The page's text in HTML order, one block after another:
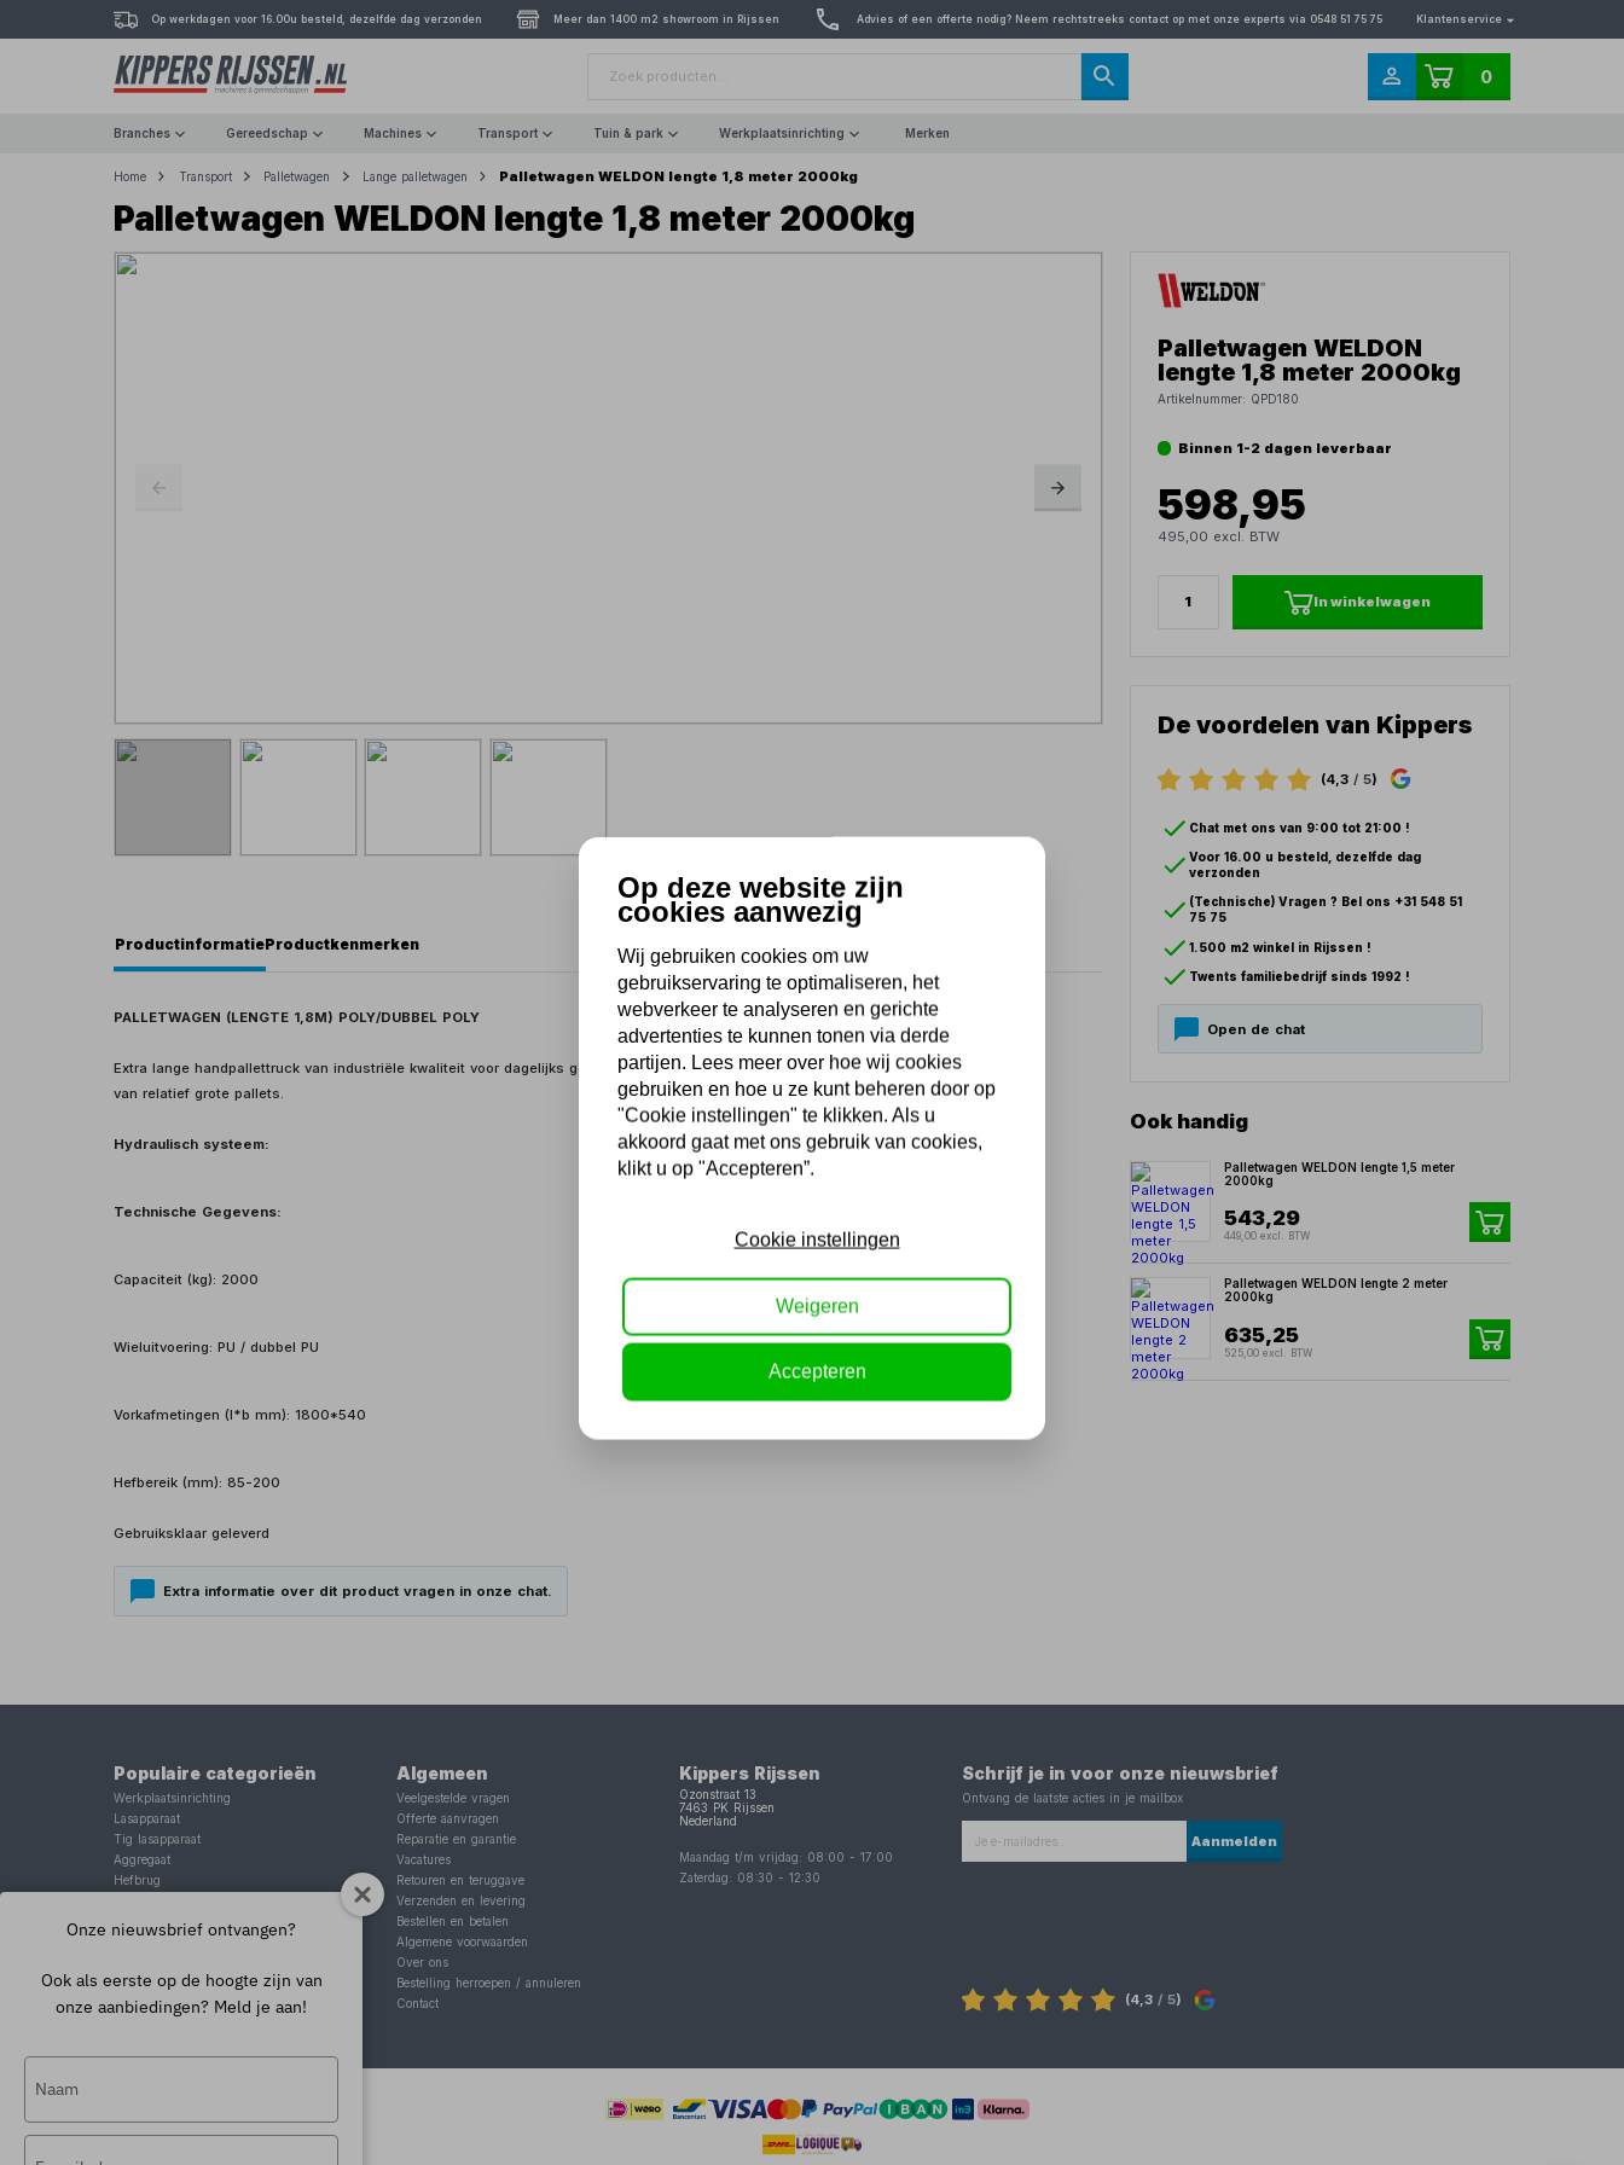
Op werkdagen voor 16.00u besteld, dezelfde dag verzonden Meer dan 1400 m2 showroom in Rijssen Advies of een offerte nodig? Neem rechtstreeks contact op met onze experts via 0548 51 75 75 Klantenservice
0
Branches Gereedschap Machines Transport Tuin & park Werkplaatsinrichting Merken
Home Transport Palletwagen Lange palletwagen Palletwagen WELDON lengte 1,8 meter 2000kg
Palletwagen WELDON lengte 1,8 meter 2000kg
ProductinformatieProductkenmerken
PALLETWAGEN (LENGTE 1,8M) POLY/DUBBEL POLY
Extra lange handpallettruck van industriële kwaliteit voor dagelijks gebruik. Onder andere geschikt voor het verplaatsen
van relatief grote pallets.
Hydraulisch systeem:
Technische Gegevens:
Capaciteit (kg): 2000
Wieluitvoering: PU / dubbel PU
Vorkafmetingen (l*b mm): 1800*540
Hefbereik (mm): 85-200
Gebruiksklaar geleverd
Extra informatie over dit product vragen in onze chat.
Palletwagen WELDON
lengte 1,8 meter 2000kg
Artikelnummer: QPD180
Binnen 1-2 dagen leverbaar
598,95
495,00 excl. BTW
In winkelwagen
De voordelen van Kippers
(4,3 / 5)
Chat met ons van 9:00 tot 21:00 !
Voor 16.00 u besteld, dezelfde dag
verzonden
(Technische) Vragen ? Bel ons +31 548 51
75 75
1.500 m2 winkel in Rijssen !
Twents familiebedrijf sinds 1992 !
Open de chat
Ook handig
Palletwagen WELDON lengte 1,5 meter
2000kg
543,29
449,00 excl. BTW
Palletwagen WELDON lengte 2 meter
2000kg
635,25
525,00 excl. BTW
Populaire categorieën
Werkplaatsinrichting
Lasapparaat
Tig lasapparaat
Aggregaat
Hefbrug
Schaarlift
Algemeen
Veelgestelde vragen
Offerte aanvragen
Reparatie en garantie
Vacatures
Retouren en teruggave
Verzenden en levering
Bestellen en betalen
Algemene voorwaarden
Over ons
Bestelling herroepen / annuleren
Contact
Kippers Rijssen
Ozonstraat 13
7463 PK
Rijssen
Nederland
Maandag t/m vrijdag: 08:00 -17:00
Zaterdag: 08:30 -12:30
Schrijf je in voor onze nieuwsbrief
Ontvang de laatste acties in je mailbox
Aanmelden
(4,3 / 5)
Onze nieuwsbrief ontvangen?
Ook als eerste op de hoogte zijn van
onze aanbiedingen? Meld je aan!
naam
Op deze website zijn
cookies aanwezig
Wij gebruiken cookies om uw
gebruikservaring te optimaliseren, het
webverkeer te analyseren en gerichte
advertenties te kunnen tonen via derde
partijen. Lees meer over hoe wij cookies
gebruiken en hoe u ze kunt beheren door op
"Cookie instellingen" te klikken. Als u
akkoord gaat met ons gebruik van cookies,
klikt u op "Accepteren”.
Cookie instellingen
Weigeren
Accepteren